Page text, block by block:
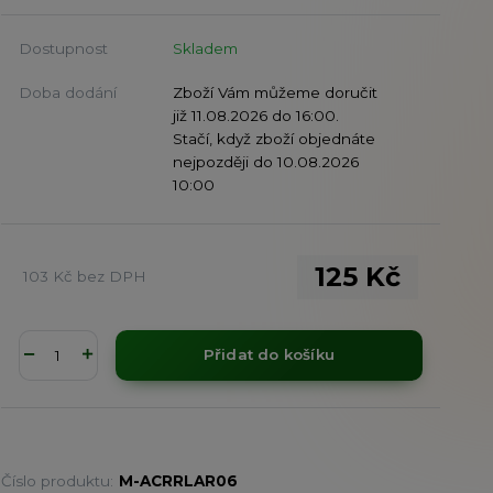
Dostupnost Skladem
Doba dodání
Zboží Vám můžeme doručit
již 11.08.2026 do 16:00.
Stačí, když zboží objednáte
nejpozději do 10.08.2026
10:00
125 Kč
103 Kč bez DPH
Přidat do košíku
Číslo produktu: M-ACRRLAR06